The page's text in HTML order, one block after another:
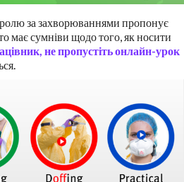
за захворюваннями пропонує
має сумніви щодо того, як носити
не пропустіть онлайн-урок